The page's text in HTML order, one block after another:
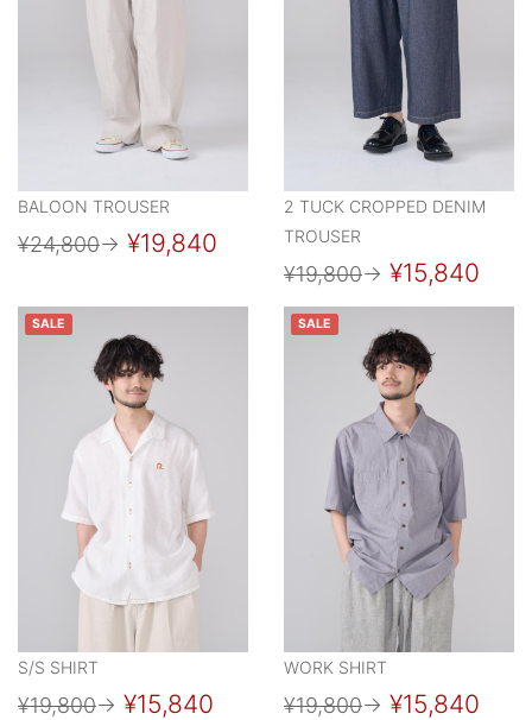
BALOON TROUSER
¥24,800→ ¥19,840
2 TUCK CROPPED DENIM
TROUSER
¥19,800→ ¥15,840
SALE
S/S SHIRT
¥19,800→ ¥15,840
SALE
WORK SHIRT
¥19,800→ ¥15,840